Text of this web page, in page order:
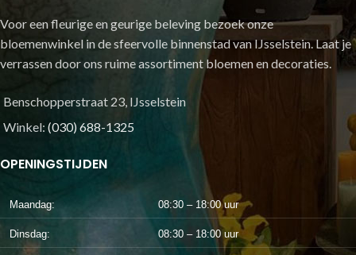
Voor een fleurige en geurige beleving bezoek onze
bloemenwinkel in de sfeervolle binnenstad van IJsselstein. Laat je
verrassen door ons ruime assortiment bloemen en decoraties.
Benschopperstraat 23, IJsselstein
Winkel: (030) 688-1325
OPENINGSTIJDEN
Maandag: 08:30 – 18:00 uur
Dinsdag: 08:30 – 18:00 uur